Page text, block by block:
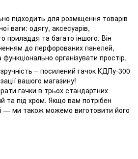
підходить для розміщення товарів
ваги: одягу, аксесуарів,
приладдя та багато іншого. Він
до перфорованих панелей,
організувати простір.
– посилений гачок КДПу-300
вашого магазину!
гачки в трьох стандартних
та під хром. Якщо вам потрібен
— ми також можемо виготовити його